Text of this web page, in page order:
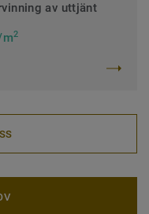
av uttjänt
2